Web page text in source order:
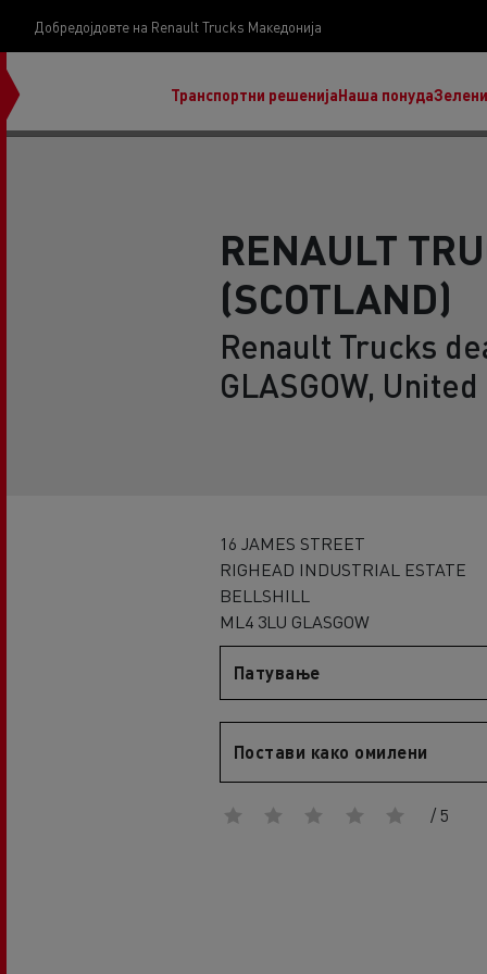
Добредојдовте на Renault Trucks Македонија
Транспортни решенијаНаша понуда
D Wide E-Tech
RENAULT
(SCOTLAND)
Renault Trucks
GLASGOW,
16 JAMES STREET
RIGHEAD INDUSTRIAL ESTATE
BELLSHILL
ML4 3LU GLASGOW
Патување
Постави како омилени
/ 5